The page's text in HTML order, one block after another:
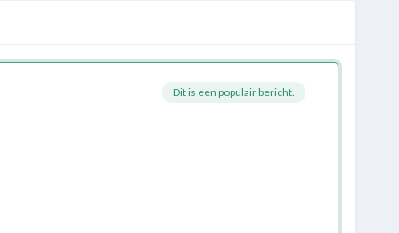
Dit is een populair bericht.